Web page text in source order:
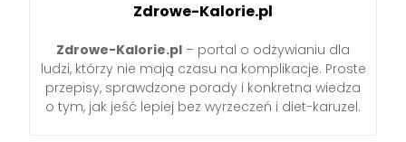
Zdrowe-Kalorie.pl
Zdrowe-Kalorie.pl – portal o odżywianiu dla
ludzi, którzy nie mają czasu na komplikacje. Proste
przepisy, sprawdzone porady i konkretna wiedza
o tym, jak jeść lepiej bez wyrzeczeń i diet-karuzel.